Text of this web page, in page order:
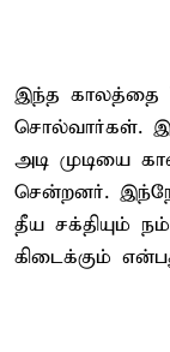
இந்த காலத்தை
சொல்வார்கள்.
அடி முடியை
சென்றனர்.
தீய சக்தியும்
கிடைக்கும்